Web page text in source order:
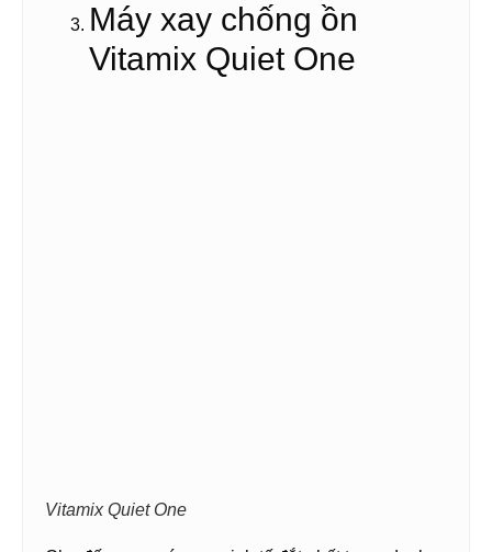
Máy xay chống ồn
Vitamix Quiet One
Vitamix Quiet One